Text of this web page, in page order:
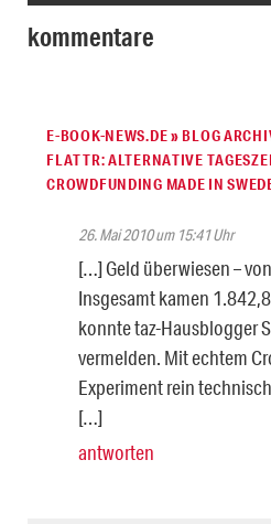
kommentare
E-BOOK-NEWS.DE » BLOG
FLATTR: ALTERNATIVE
CROWDFUNDING MADE IN
26. Mai 2010 um 15:41 Uhr
[…] Geld überwiesen –
Insgesamt kamen
konnte taz-Hausblogger
vermelden. Mit echtem
Experiment rein
[…]
antworten